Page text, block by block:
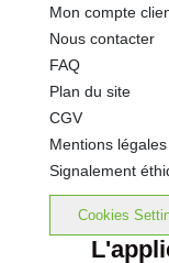
Mon compte
Nous contacter
FAQ
Plan du site
CGV
Mentions légales
Signalement
Cookies